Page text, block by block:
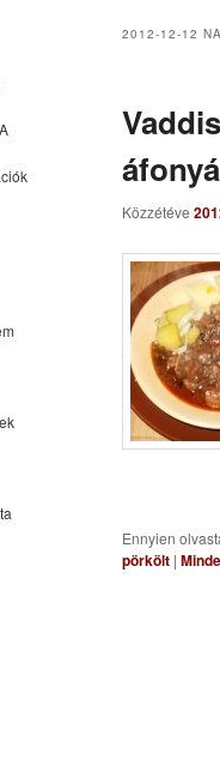
2012-12-12
Közzétéve
Ennyien
pörkölt |